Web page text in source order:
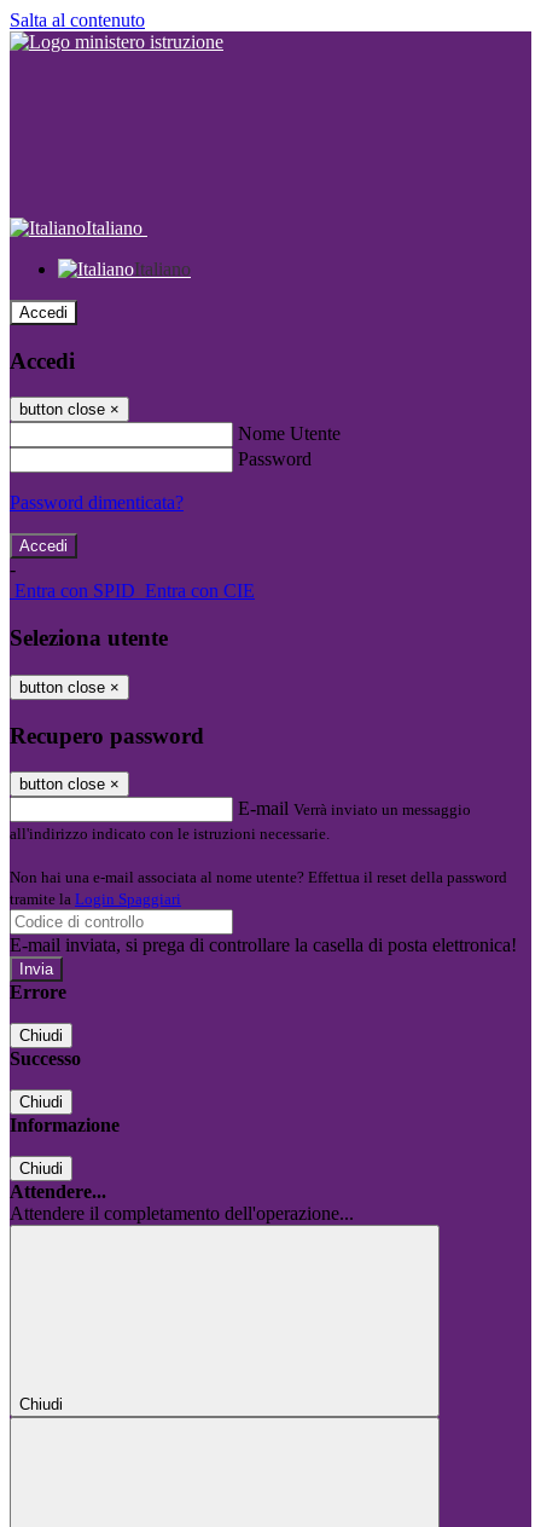
Salta al contenuto
Italiano
Italiano
Accedi
Accedi
button close ×
Nome Utente
Password
Password dimenticata?
-
Entra con SPID Entra con CIE
Seleziona utente
button close ×
Recupero password
button close ×
E-mail Verrà inviato un messaggio
all'indirizzo indicato con le istruzioni necessarie.
Non hai una e-mail associata al nome utente? Effettua il reset della password
tramite la Login Spaggiari
E-mail inviata, si prega di controllare la casella di posta elettronica!
Errore
Chiudi
Successo
Chiudi
Informazione
Chiudi
Attendere...
Attendere il completamento dell'operazione...
Chiudi